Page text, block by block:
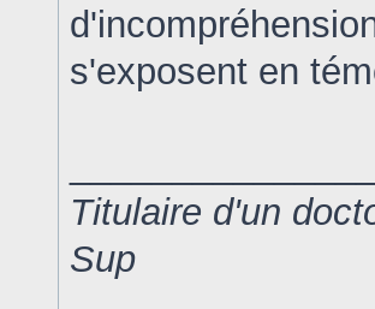
s'exposent en
Titulaire d'un
Sup